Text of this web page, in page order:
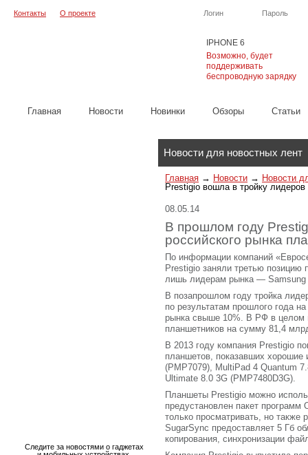
IPHONE 6
Возможно, будет
поддерживать
беспроводную зарядку
Логин Пароль
Контакты О проекте
Главная Новости Новинки Обзоры Cтатьи
Новости для новостных лент
Главная → Новости → Новости
Prestigio вошла в тройку
08.05.14
В прошлом году
российского рынка
По информации компаний
Prestigio заняли третью
лишь лидерам рынка — Samsung
В позапрошлом году тройка
по результатам прошлого года
рынка свыше 10%. В РФ в целом
планшетников на сумму 81,4
В 2013 году компания Prestigio
планшетов, показавших хорошие
(PMP7079), MultiPad 4 Quantum
Ultimate 8.0 3G (PMP7480D3G).
Планшеты Prestigio можно
предустановлен пакет программ
только просматривать, но также
SugarSync предоставляет 5 Гб
копирования, синхронизации
Следите за новостями о гаджетах